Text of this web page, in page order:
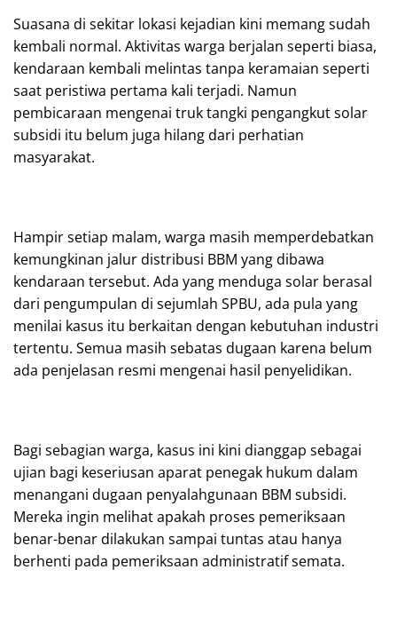
Suasana di sekitar lokasi kejadian kini memang sudah
kembali normal. Aktivitas warga berjalan seperti biasa,
kendaraan kembali melintas tanpa keramaian seperti
saat peristiwa pertama kali terjadi. Namun
pembicaraan mengenai truk tangki pengangkut solar
subsidi itu belum juga hilang dari perhatian
masyarakat.
Hampir setiap malam, warga masih memperdebatkan
kemungkinan jalur distribusi BBM yang dibawa
kendaraan tersebut. Ada yang menduga solar berasal
dari pengumpulan di sejumlah SPBU, ada pula yang
menilai kasus itu berkaitan dengan kebutuhan industri
tertentu. Semua masih sebatas dugaan karena belum
ada penjelasan resmi mengenai hasil penyelidikan.
Bagi sebagian warga, kasus ini kini dianggap sebagai
ujian bagi keseriusan aparat penegak hukum dalam
menangani dugaan penyalahgunaan BBM subsidi.
Mereka ingin melihat apakah proses pemeriksaan
benar-benar dilakukan sampai tuntas atau hanya
berhenti pada pemeriksaan administratif semata.